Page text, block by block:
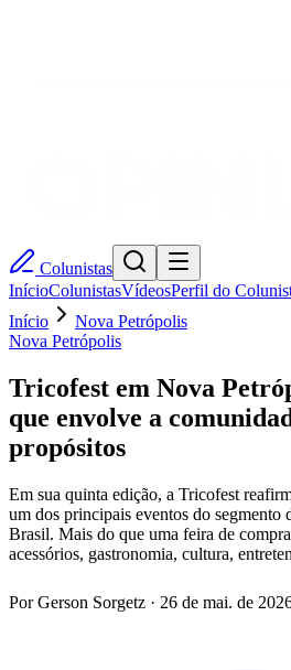
Colunistas
InícioColunistasVídeosPerfil do
Início
Nova Petrópolis
Nova Petrópolis
Tricofest em Nova
que envolve a
propósitos
Em sua quinta edição, a Tricofest
um dos principais eventos do segmento
Brasil. Mais do que uma feira de
acessórios, gastronomia, cultura,
PorGerson Sorgetz · 26 de mai. de